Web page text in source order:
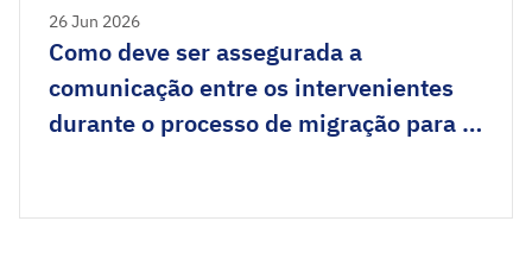
26 Jun 2026
Como deve ser assegurada a
comunicação entre os intervenientes
durante o processo de migração para a